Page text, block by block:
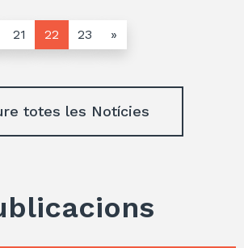
21 22 23 »
totes les Notícies